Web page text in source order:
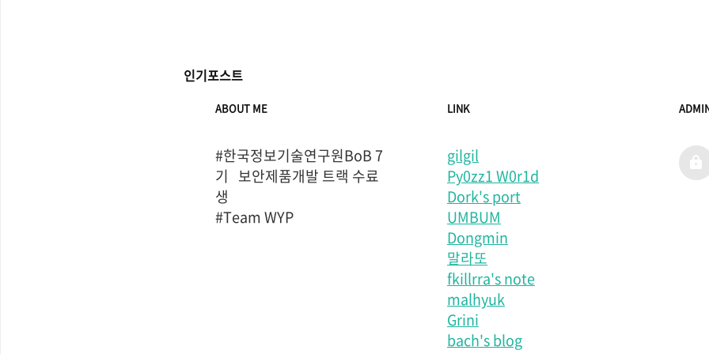
인기포스트
ABOUT ME
#한국정보기술연구원BoB 7
기   보안제품개발 트랙 수료
생
#Team WYP
LINK
gilgil
Py0zz1 W0r1d
Dork's port
UMBUM
Dongmin
말라또
fkillrra's note
malhyuk
Grini
bach's blog